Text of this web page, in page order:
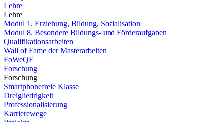
Lehre
Lehre
Modul 1. Erziehung, Bildung, Sozialisation
Modul 8. Besondere Bildungs- und Förderaufgaben
Qualifikationsarbeiten
Wall of Fame der Masterarbeiten
FoWeQF
Forschung
Forschung
Smartphonefreie Klasse
Dreigliedrigkeit
Professionalisierung
Karrierewege